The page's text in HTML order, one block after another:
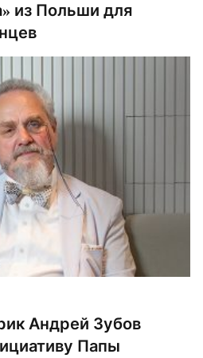
из Польши для
Андрей Зубов
Папы